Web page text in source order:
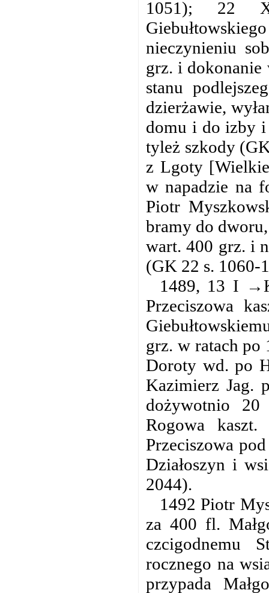
1051); 22
nieczynieniu
grz. i dokonanie
stanu
dzierżawie,
domu i do izby
tyleż szkody
z Lgoty
w napadzie na
Piotr
bramy do
wart. 400 grz. i
(GK 22 s. 1060-
1489, 13 I
Przeciszowa
grz. w ratach po
Doroty wd. po
Kazimierz Jag.
dożywotnio
Rogowa
Przeciszowa
Działoszyn i
2044).
1492 Piotr
za 400 fl.
czcigodnemu
rocznego na
przypada